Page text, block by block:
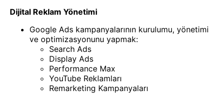
Dijital Reklam Yönetimi
Google Ads kampanyalarının kurulumu, yönetimi
ve optimizasyonunu yapmak:
Search Ads
Display Ads
Performance Max
YouTube Reklamları
Remarketing Kampanyaları